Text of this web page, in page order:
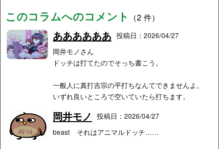
このコラムへのコメント （2 件）
ああああああ 投稿日：2026/04/27
岡井モノさん
ドッチは打てたのでそっち書こう。
一般人に真打吉宗の平打ちなんてできませんよ。
いずれ良いところで空いていたら打ちます。
岡井モノ
投稿日：2026/04/27
beast それはアニマルドッチ……